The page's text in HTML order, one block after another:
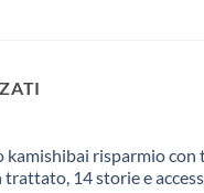
kamishibai risparmio con
trattato, 14 storie e